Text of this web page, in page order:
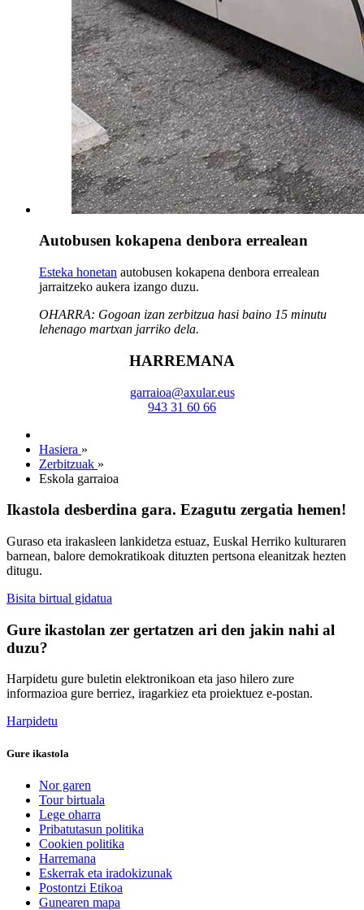
Autobusen kokapena denbora errealean
Esteka honetan autobusen kokapena denbora errealean
jarraitzeko aukera izango duzu.
OHARRA: Gogoan izan zerbitzua hasi baino 15 minutu
lehenago martxan jarriko dela.
HARREMANA
garraioa@axular.eus
943 31 60 66
Hasiera »
Zerbitzuak »
Eskola garraioa
Ikastola desberdina gara. Ezagutu zergatia hemen!
Guraso eta irakasleen lankidetza estuaz, Euskal Herriko kulturaren
barnean, balore demokratikoak dituzten pertsona eleanitzak hezten
ditugu.
Bisita birtual gidatua
Gure ikastolan zer gertatzen ari den jakin nahi al
duzu?
Harpidetu gure buletin elektronikoan eta jaso hilero zure
informazioa gure berriez, iragarkiez eta proiektuez e-postan.
Harpidetu
Gure ikastola
Nor garen
Tour birtuala
Lege oharra
Pribatutasun politika
Cookien politika
Harremana
Eskerrak eta iradokizunak
Postontzi Etikoa
Gunearen mapa